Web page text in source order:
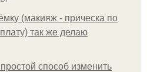
(макияж - прическа по
так же делаю
способ изменить